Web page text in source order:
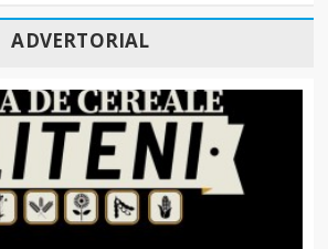
ADVERTORIAL